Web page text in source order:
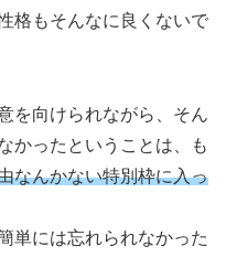
格もそんなに良くないで
を向けられながら、そん
かったということは、も
なんかない特別枠に入っ
単には忘れられなかった